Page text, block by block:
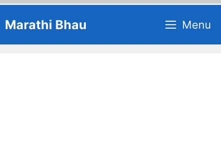
toMarathi Bhau Menu